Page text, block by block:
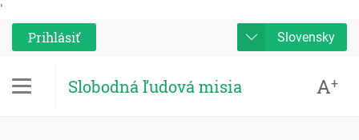
'
Prihlásiť
Slovensky
Slobodná ľudová misia A+